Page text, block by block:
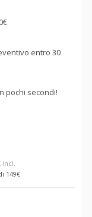
entro 30
pochi secondi!
149€